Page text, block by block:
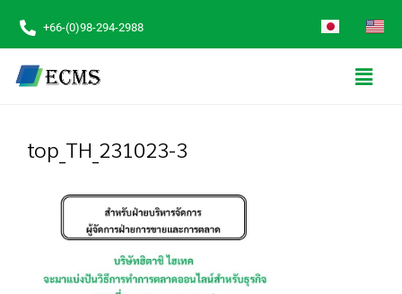
+66-(0)98-294-2988
top_TH_231023-3